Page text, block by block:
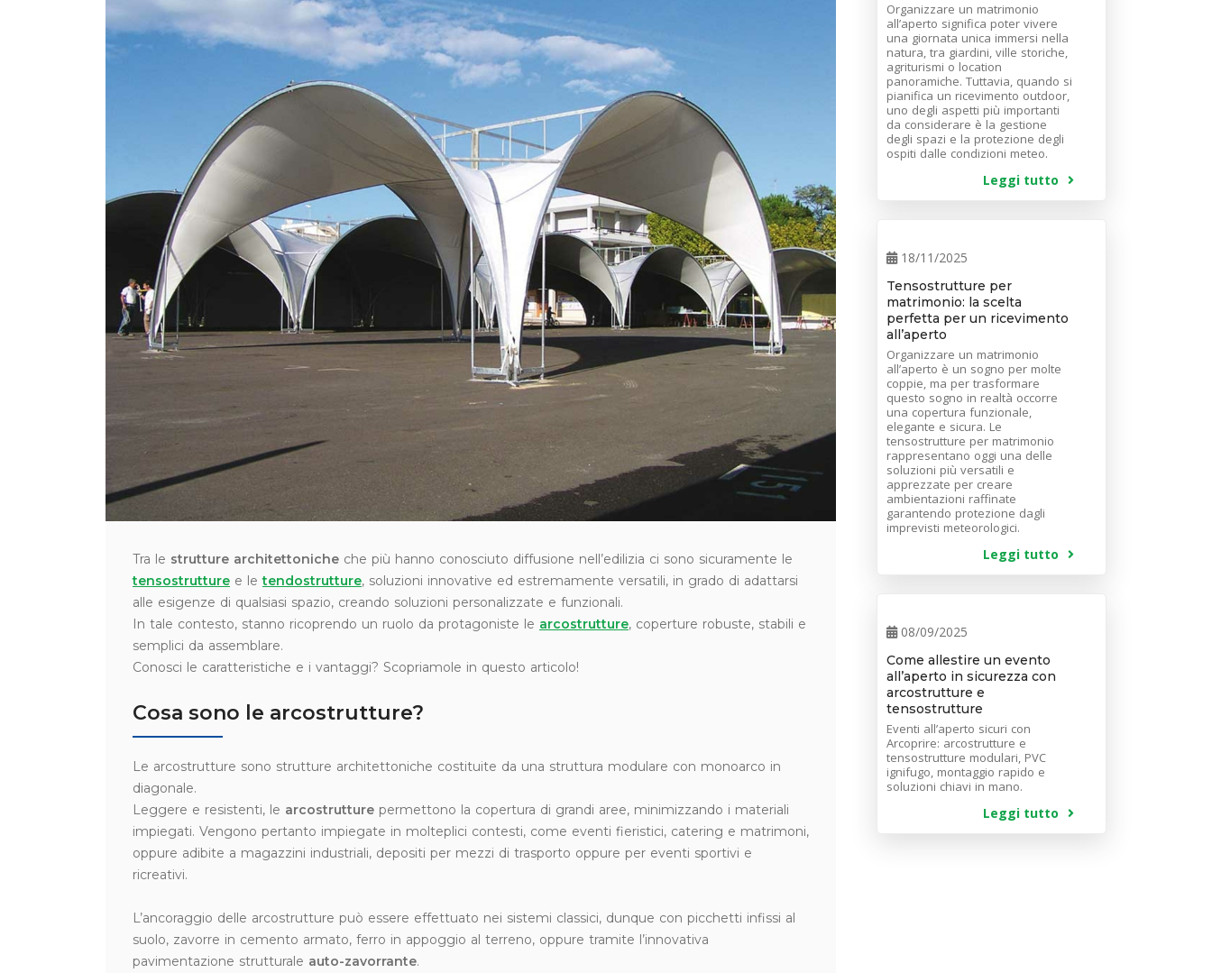
Tra le strutture architettoniche che più hanno conosciuto diffusione nell’edilizia ci sono sicuramente le
tensostrutture e letendostrutture, soluzioni innovative ed estremamente versatili, in grado di adattarsi
alle esigenze di qualsiasi spazio, creando soluzioni personalizzate e funzionali.
In tale contesto, stanno ricoprendo un ruolo da protagoniste le arcostrutture, coperture robuste, stabili e
semplici da assemblare.
Conosci le caratteristiche e i vantaggi? Scopriamole in questo articolo!
Cosa sono le arcostrutture?
Le arcostrutture sono strutture architettoniche costituite da una struttura modulare con monoarco in
diagonale.
Leggere e resistenti, le arcostrutture permettono la copertura di grandi aree, minimizzando i materiali
impiegati. Vengono pertanto impiegate in molteplici contesti, come eventi fieristici, catering e matrimoni,
oppure adibite a magazzini industriali, depositi per mezzi di trasporto oppure per eventi sportivi e
ricreativi.
L’ancoraggio delle arcostrutture può essere effettuato nei sistemi classici, dunque con picchetti infissi al
suolo, zavorre in cemento armato, ferro in appoggio al terreno, oppure tramite l’innovativa
pavimentazione strutturale auto-zavorrante.
Organizzare un matrimonio
all’aperto significa poter vivere
una giornata unica immersi nella
natura, tra giardini, ville storiche,
agriturismi o location
panoramiche. Tuttavia, quando si
pianifica un ricevimento outdoor,
uno degli aspetti più importanti
da considerare è la gestione
degli spazi e la protezione degli
ospiti dalle condizioni meteo.
Leggi tutto
18/11/2025
Tensostrutture per
matrimonio: la scelta
perfetta per un ricevimento
all’aperto
Organizzare un matrimonio
all’aperto è un sogno per molte
coppie, ma per trasformare
questo sogno in realtà occorre
una copertura funzionale,
elegante e sicura. Le
tensostrutture per matrimonio
rappresentano oggi una delle
soluzioni più versatili e
apprezzate per creare
ambientazioni raffinate
garantendo protezione dagli
imprevisti meteorologici.
Leggi tutto
08/09/2025
Come allestire un evento
all’aperto in sicurezza con
arcostrutture e
tensostrutture
Eventi all’aperto sicuri con
Arcoprire: arcostrutture e
tensostrutture modulari, PVC
ignifugo, montaggio rapido e
soluzioni chiavi in mano.
Leggi tutto